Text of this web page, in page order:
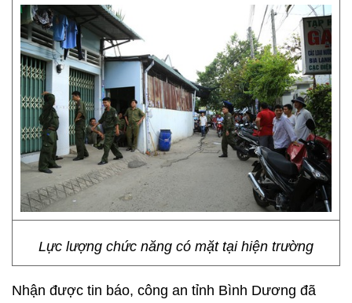
Lực lượng chức năng có mặt tại hiện trường
Nhận được tin báo, công an tỉnh Bình Dương đã